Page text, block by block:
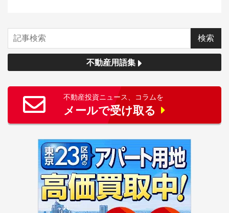
不動産用語集
不動産投資ニュース、コラムを
メールで受け取る